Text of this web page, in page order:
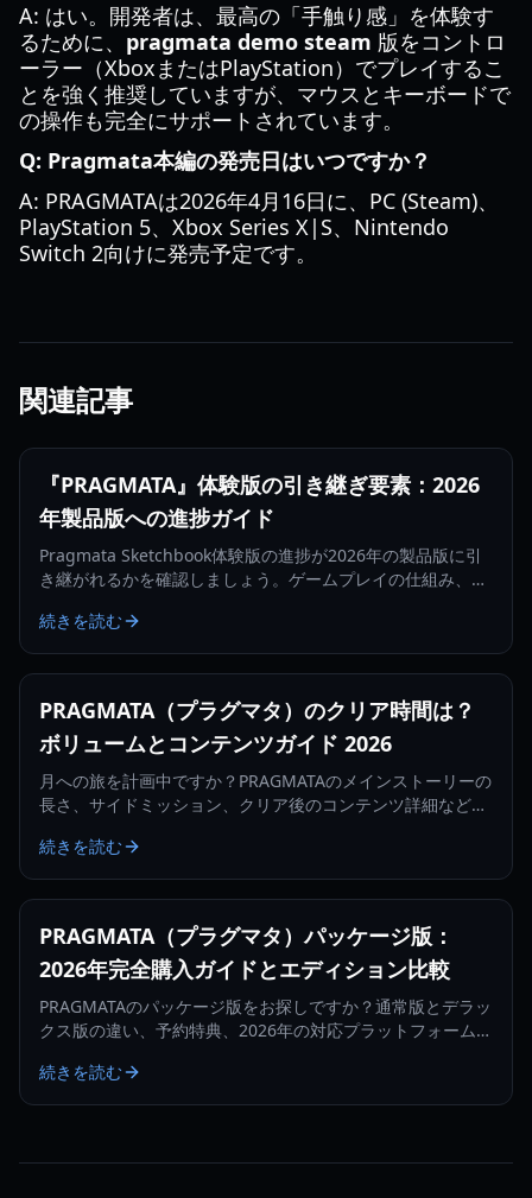
A: はい。開発者は、最高の「手触り感」を体験す
るために、 pragmata demo steam 版をコントロ
ーラー（XboxまたはPlayStation）でプレイするこ
とを強く推奨していますが、マウスとキーボードで
の操作も完全にサポートされています。
Q: Pragmata本編の発売日はいつですか？
A: PRAGMATAは2026年4月16日に、PC (Steam)、
PlayStation 5、Xbox Series X|S、Nintendo
Switch 2向けに発売予定です。
関連記事
『PRAGMATA』体験版の引き継ぎ要素：2026
年製品版への進捗ガイド
Pragmata Sketchbook体験版の進捗が2026年の製品版に引
き継がれるかを確認しましょう。ゲームプレイの仕組み、戦
続きを読む
PRAGMATA（プラグマタ）のクリア時間は？
ボリュームとコンテンツガイド 2026
月への旅を計画中ですか？PRAGMATAのメインストーリーの
長さ、サイドミッション、クリア後のコンテンツ詳細など、
続きを読む
PRAGMATA（プラグマタ）パッケージ版：
2026年完全購入ガイドとエディション比較
PRAGMATAのパッケージ版をお探しですか？通常版とデラッ
クス版の違い、予約特典、2026年の対応プラットフォームに
続きを読む